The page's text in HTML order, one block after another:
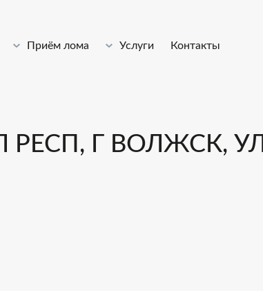
Приём лома Услуги Контакты
Г ВОЛЖСК, УЛ